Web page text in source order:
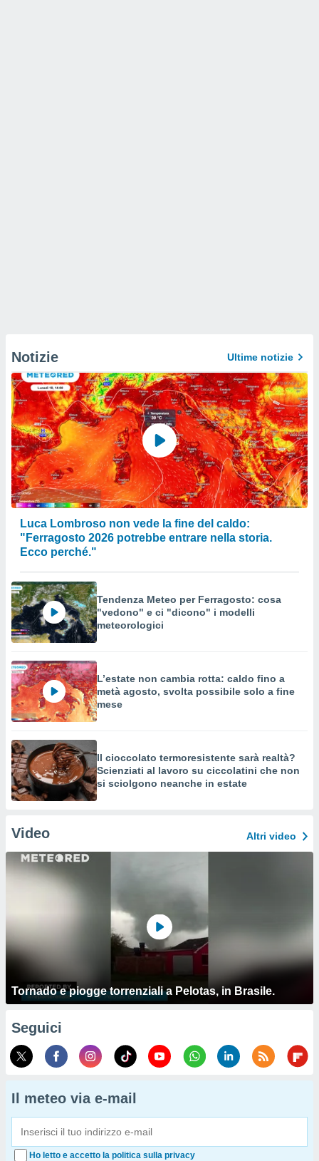
Notizie Ultime notizie
Luca Lombroso non vede la fine del caldo:
"Ferragosto 2026 potrebbe entrare nella storia.
Ecco perché."
Tendenza Meteo per Ferragosto: cosa
"vedono" e ci "dicono" i modelli
meteorologici
L’estate non cambia rotta: caldo fino a
metà agosto, svolta possibile solo a fine
mese
Il cioccolato termoresistente sarà realtà?
Scienziati al lavoro su ciccolatini che non
si sciolgono neanche in estate
Video Altri video
Tornado e piogge torrenziali a Pelotas, in Brasile.
Seguici
Il meteo via e-mail
Ho letto e accetto la politica sulla privacy